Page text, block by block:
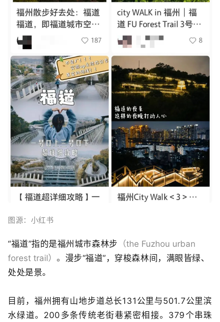
图源： 小红书
“福道”指的是福州城市森林步 （the Fuzhou urban
forest trail） 。 漫步“福道”，穿梭森林间，满眼皆绿、
处处是景。
目前， 福州拥有山地步道总长131 公里与501.7公里滨
水绿道。 200多条传统老街巷紧密相接。 379个串珠